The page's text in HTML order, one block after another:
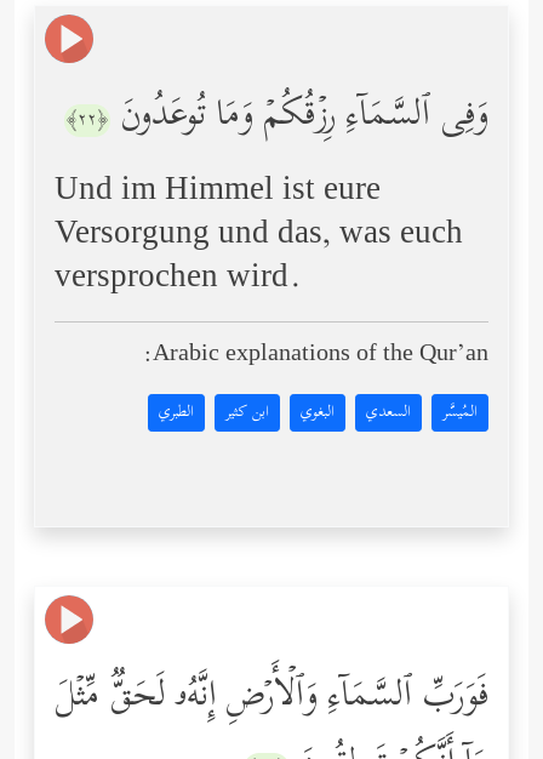
وَفِی ٱلسَّمَاۤءِ رِزۡقُكُمۡ وَمَا تُوعَدُونَ ﴿٢٢﴾
Und im Himmel ist eure
Versorgung und das, was euch
versprochen wird.
Arabic explanations of the Qur’an:
المُيسَّر السعدي البغوي ابن كثير الطبري
فَوَرَبِّ ٱلسَّمَاۤءِ وَٱلۡأَرۡضِ إِنَّهُۥ لَحَقࣱّ مِّثۡلَ